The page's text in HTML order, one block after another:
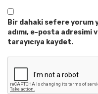
Bir dahaki sefere yorum
adımı, e-posta adresimi
tarayıcıya kaydet.